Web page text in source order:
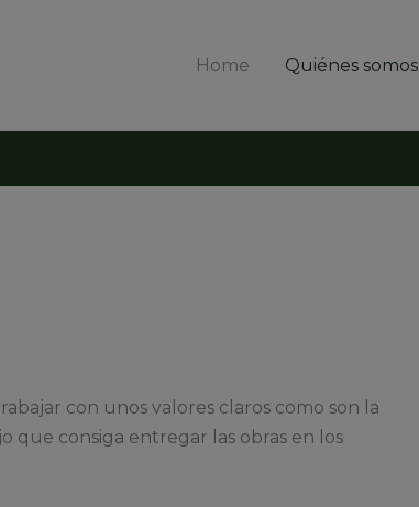
Home Quiénes somos
con unos valores claros como son la
que consiga entregar las obras en los